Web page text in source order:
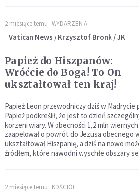
2 miesiące temu WYDARZENIA
Vatican News / Krzysztof Bronk / JK
Papież do Hiszpanów:
Wróćcie do Boga! To On
ukształtował ten kraj!
Papież Leon przewodniczy dziś w Madrycie
Papież podkreślił, że jest to dzień
korzeni wiary. W obecności 1,2 mln
zaapelował o powrót do Jezusa obecnego
ukształtował Hiszpanię, a dziś na nowo
źródłem, które nawodni wyschłe obszary
2 miesiące temu KOŚCIÓŁ